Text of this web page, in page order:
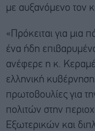
με αυξανόμενο τον
«Πρόκειται για μια
ένα ήδη
ανέφερε η κ.
ελληνική
πρωτοβουλίες για
πολιτών στην
Εξωτερικών και